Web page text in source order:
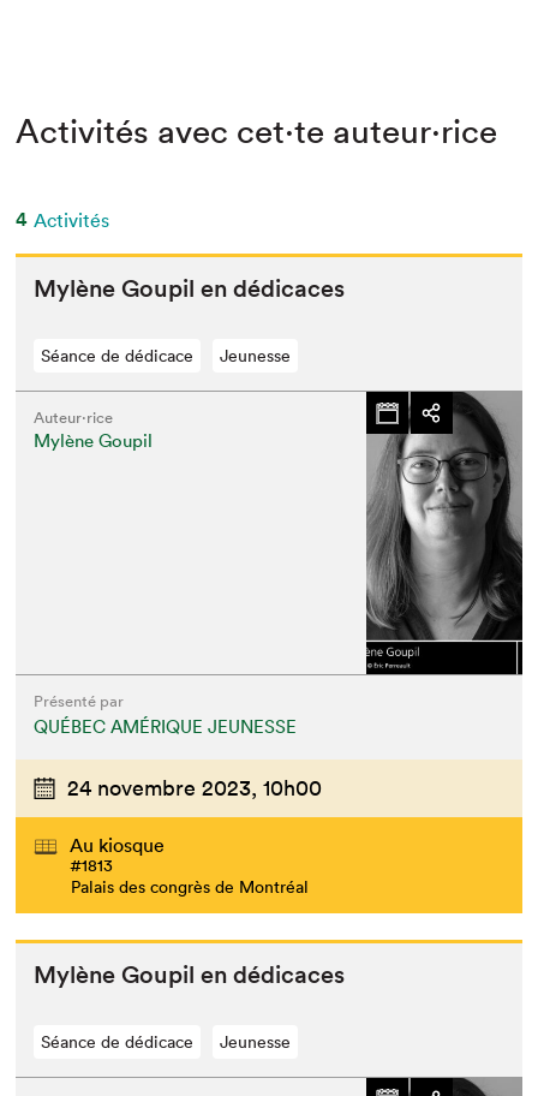
Activités avec cet·te auteur·rice
4 Activités
Mylène Goupil en dédicaces
Séance de dédicace Jeunesse
Auteur·rice
Mylène Goupil
Présenté par
QUÉBEC AMÉRIQUE JEUNESSE
24 novembre 2023, 10h00
Au kiosque
#1813
Palais des congrès de Montréal
Mylène Goupil en dédicaces
Séance de dédicace Jeunesse